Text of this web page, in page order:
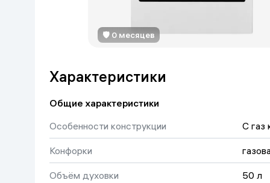
Умный дом
Автотовары
Детские товары
Очки
🛡 0 месяцев
Характеристики
Общие характеристики
Особенности конструкции
С газ
Конфорки
Объём духовки 50 л